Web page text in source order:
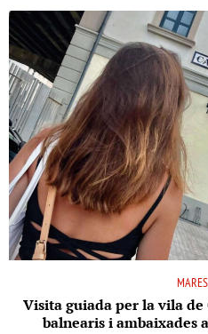
Visita guiada per la vila de
balnearis i ambaixades